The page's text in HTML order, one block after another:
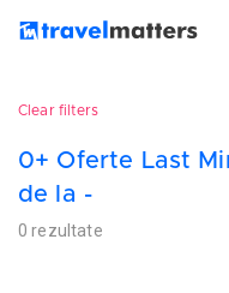
Clear filters
0+ Oferte Last
de la -
0 rezultate